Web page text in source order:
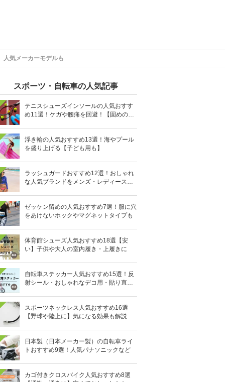
人気メーカーモデルも
スポーツ・自転車の人気記事
テニスシューズインソールの人気おすす
め11選！ケガや腰痛を回避！【固めの素
浮き輪の人気おすすめ13選！海やプール
を盛り上げる【子ども用も】
ラッシュガードおすすめ12選！おしゃれ
な人気ブランドをメンズ・レディース別
ゼッケン留めの人気おすすめ7選！服に穴
をあけないホックやマグネットタイプも
体育館シューズ人気おすすめ18選【安
い】子供や大人の室内履き・上履きに
自転車ステッカー人気おすすめ15選！反
射シール・おしゃれなデコ用・貼り直し
スポーツネックレス人気おすすめ16選
【野球や陸上に】気になる効果も解説
日本製（日本メーカー製）の自転車ライ
トおすすめ9選！人気パナソニックなど
カゴ付きクロスバイク人気おすすめ8選